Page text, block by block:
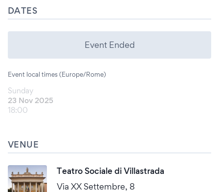
DATES
Event Ended
Event local times (Europe/Rome)
Sunday
23 Nov 2025
18:00
VENUE
Teatro Sociale di Villastrada
Via XX Settembre, 8